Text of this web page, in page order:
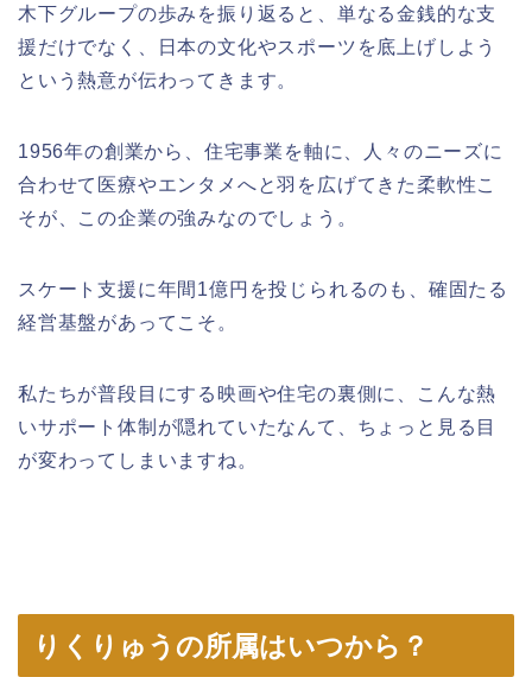
木下グループの歩みを振り返ると、単なる金銭的な支
援だけでなく、日本の文化やスポーツを底上げしよう
という熱意が伝わってきます。
1956年の創業から、住宅事業を軸に、人々のニーズに
合わせて医療やエンタメへと羽を広げてきた柔軟性こ
そが、この企業の強みなのでしょう。
スケート支援に年間1億円を投じられるのも、確固たる
経営基盤があってこそ。
私たちが普段目にする映画や住宅の裏側に、こんな熱
いサポート体制が隠れていたなんて、ちょっと見る目
が変わってしまいますね。
りくりゅうの所属はいつから？